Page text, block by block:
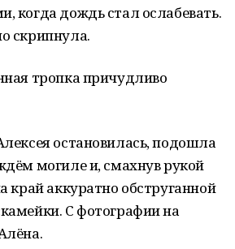
когда дождь стал ослабевать.
скрипнула.
тропка причудливо
остановилась, подошла
могиле и, смахнув рукой
край аккуратно обструганной
С фотографии на